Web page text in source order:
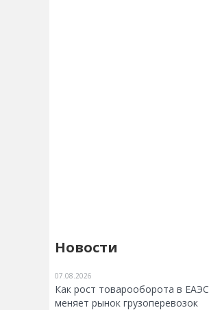
Новости
07.08.2026
Как рост товарооборота в ЕАЭС
меняет рынок грузоперевозок